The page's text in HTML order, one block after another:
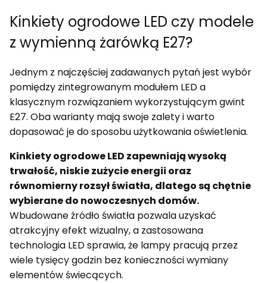
Kinkiety ogrodowe LED czy modele
z wymienną żarówką E27?
Jednym z najczęściej zadawanych pytań jest wybór
pomiędzy zintegrowanym modułem LED a
klasycznym rozwiązaniem wykorzystującym gwint
E27. Oba warianty mają swoje zalety i warto
dopasować je do sposobu użytkowania oświetlenia.
Kinkiety ogrodowe LED zapewniają wysoką
trwałość, niskie zużycie energii oraz
równomierny rozsył światła, dlatego są chętnie
wybierane do nowoczesnych domów.
Wbudowane źródło światła pozwala uzyskać
atrakcyjny efekt wizualny, a zastosowana
technologia LED sprawia, że lampy pracują przez
wiele tysięcy godzin bez konieczności wymiany
elementów świecących.